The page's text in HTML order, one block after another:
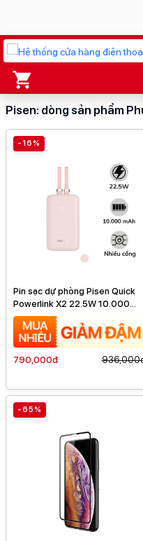
Xu hướng tìm kiếm
iPhone 17 Pro Max
AirPods 4
Apple Watch S11
Osmo Pocket 4
Loa Marshall
Pisen: dòng sản phẩm
-16%
Pin sạc dự phòng Pisen Quick
Powerlink X2 22.5W 10.000
mAh
790,000đ
-65%